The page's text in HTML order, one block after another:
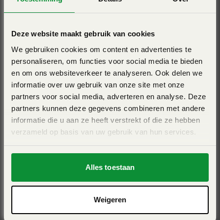
Deze website maakt gebruik van cookies
We gebruiken cookies om content en advertenties te
personaliseren, om functies voor social media te bieden
en om ons websiteverkeer te analyseren. Ook delen we
informatie over uw gebruik van onze site met onze
partners voor social media, adverteren en analyse. Deze
partners kunnen deze gegevens combineren met andere
informatie die u aan ze heeft verstrekt of die ze hebben
verzameld op basis van uw gebruik van hun services.
Alles toestaan
Weigeren
rechts afzonderlijk automatisch wordt geregeld. Hierdoor
en blijft de dosering constant. Dit voorkomt verspilling van
meststoffen en verhoogt de nauwkeurigheid van de
bemesting onder alle omstandigheden.
VariSpread en precisielandbouw
Dankzij het VariSpread systeem kan de werkbreedte
automatisch in meerdere secties worden aangepast.
Hierdoor wordt overlap beperkt en wordt nauwkeurig
gewerkt op kopakkers en perceels randen. Daarnaast is de
machine volledig geschikt voor precisielandbouw via
ISOBUS, GPS-aansturing en variabele dosering met
meststoffen doelgerichter worden toegepast.
RAUCH AXIS M 30.2
Werkbreedte 10m tot 42m - Precisiestrooier - EMC -
Mechanische aandrijving